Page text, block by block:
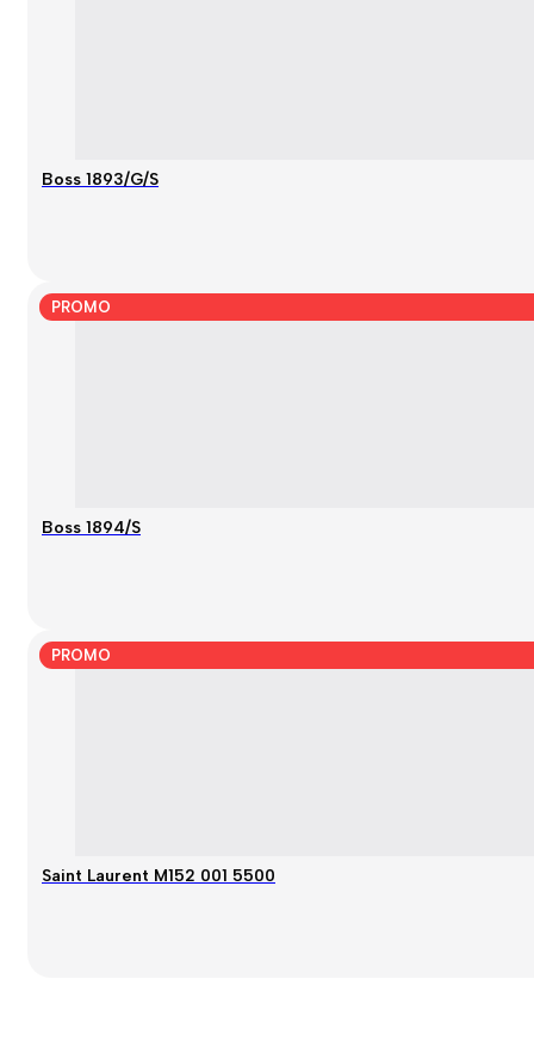
Boss 1893/G/S
PROMO
Boss 1894/S
PROMO
Saint Laurent M152 001 5500